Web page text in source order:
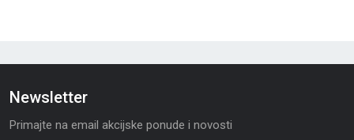
Newsletter
Primajte na email akcijske ponude i novosti